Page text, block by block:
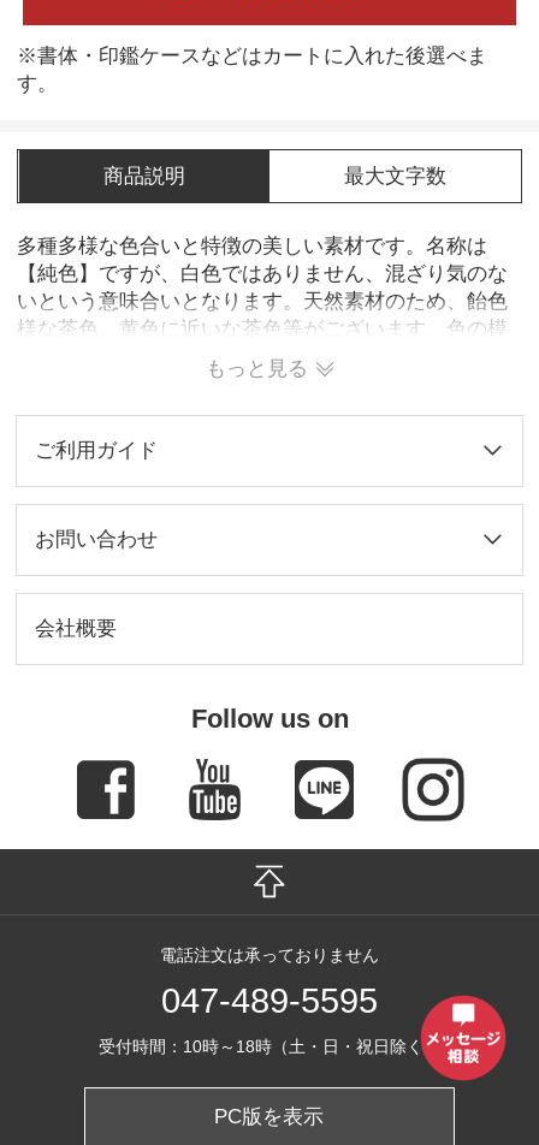
※書体・印鑑ケースなどはカートに入れた後選べま
す。
商品説明 最大文字数
多種多様な色合いと特徴の美しい素材です。名称は
【純色】ですが、白色ではありません、混ざり気のな
いという意味合いとなります。天然素材のため、飴色
様な茶色、黄色に近いな茶色等がございます、色の模
様が少ないものが貴重とされます。見た目の美しさや
高級感から黒水牛と並んで人気が高く、印鑑としての
耐久性や押印性に特に優れています。現在では主にオ
ーストラリア産の水牛を提供しております。※当商品
では、色模様の理由の返品交換ではお承ておりませ
もっと見る
ご利用ガイド
お問い合わせ
会社概要
Follow us on
電話注文は承っておりません
047-489-5595
受付時間：10時～18時（土・日・祝日除く）
PC版を表示